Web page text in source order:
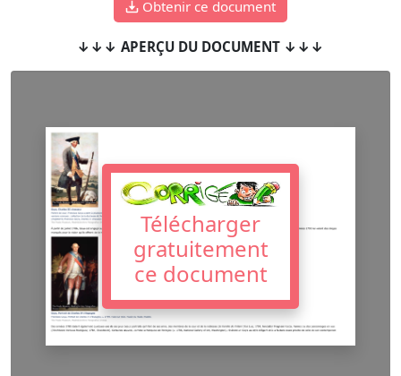
Obtenir ce document
↓↓↓ APERÇU DU DOCUMENT ↓↓↓
Télécharger
gratuitement
ce document